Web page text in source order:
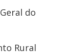
do
Rural